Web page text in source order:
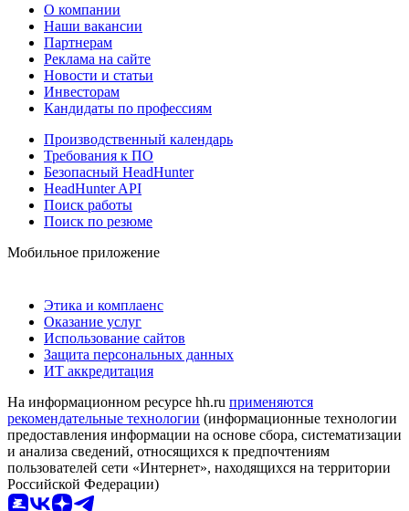
О компании
Наши вакансии
Партнерам
Реклама на сайте
Новости и статьи
Инвесторам
Кандидаты по профессиям
Производственный календарь
Требования к ПО
Безопасный HeadHunter
HeadHunter API
Поиск работы
Поиск по резюме
Мобильное приложение
Этика и комплаенс
Оказание услуг
Использование сайтов
Защита персональных данных
ИТ аккредитация
На информационном ресурсе hh.ru применяются
рекомендательные технологии (информационные технологии
предоставления информации на основе сбора, систематизации
и анализа сведений, относящихся к предпочтениям
пользователей сети «Интернет», находящихся на территории
Российской Федерации)